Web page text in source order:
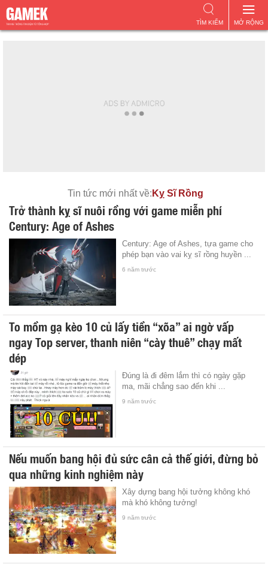
MỞ RỘNG
TÌM KIẾM
Tin tức mới nhất về: Kỵ Sĩ Rồng
Trở thành kỵ sĩ nuôi rồng với game miễn phí
Century: Age of Ashes
Century: Age of Ashes, tựa game cho
phép bạn vào vai kỵ sĩ rồng huyền ...
6 năm trước
To mồm gạ kèo 10 củ lấy tiền “xõa” ai ngờ vấp
ngay Top server, thanh niên “cày thuê” chạy mất
dép
Đúng là đi đêm lắm thì có ngày gặp
ma, mãi chẳng sao đến khi ...
9 năm trước
Nếu muốn bang hội đủ sức cân cả thế giới, đừng bỏ
qua những kinh nghiệm này
Xây dựng bang hội tưởng không khó
mà khó không tưởng!
9 năm trước